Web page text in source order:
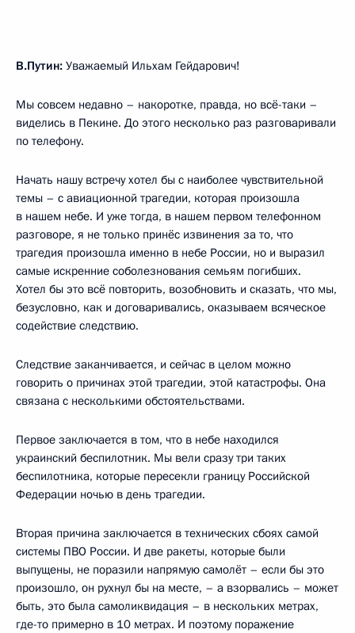
В.Путин: Уважаемый Ильхам Гейдарович!
Мы совсем недавно – накоротке, правда, но всё-таки –
виделись в Пекине. До этого несколько раз разговаривали
по телефону.
Начать нашу встречу хотел бы с наиболее чувствительной
темы – с авиационной трагедии, которая произошла
в нашем небе. И уже тогда, в нашем первом телефонном
разговоре, я не только принёс извинения за то, что
трагедия произошла именно в небе России, но и выразил
самые искренние соболезнования семьям погибших.
Хотел бы это всё повторить, возобновить и сказать, что мы,
безусловно, как и договаривались, оказываем всяческое
содействие следствию.
Следствие заканчивается, и сейчас в целом можно
говорить о причинах этой трагедии, этой катастрофы. Она
связана с несколькими обстоятельствами.
Первое заключается в том, что в небе находился
украинский беспилотник. Мы вели сразу три таких
беспилотника, которые пересекли границу Российской
Федерации ночью в день трагедии.
Вторая причина заключается в технических сбоях самой
системы ПВО России. И две ракеты, которые были
выпущены, не поразили напрямую самолёт – если бы это
произошло, он рухнул бы на месте, – а взорвались – может
быть, это была самоликвидация – в нескольких метрах,
где-то примерно в 10 метрах. И поэтому поражение